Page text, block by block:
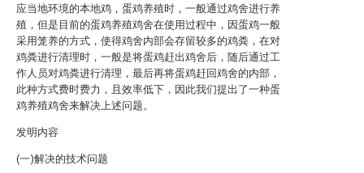
应当地环境的本地鸡，蛋鸡养殖时，一般通过鸡舍进行养
殖，但是目前的蛋鸡养殖鸡舍在使用过程中，因蛋鸡一般
采用笼养的方式，使得鸡舍内部会存留较多的鸡粪，在对
鸡粪进行清理时，一般是将蛋鸡赶出鸡舍后，随后通过工
作人员对鸡粪进行清理，最后再将蛋鸡赶回鸡舍的内部，
此种方式费时费力，且效率低下，因此我们提出了一种蛋
鸡养殖鸡舍来解决上述问题。
发明内容
(一)解决的技术问题